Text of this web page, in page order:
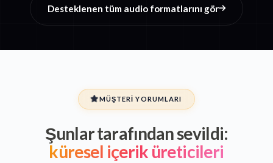
Desteklenen tüm audio formatlarını gör
MÜŞTERI YORUMLARI
Şunlar tarafından sevildi:
küresel içerik üreticileri